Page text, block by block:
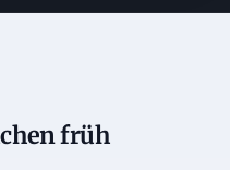
früh